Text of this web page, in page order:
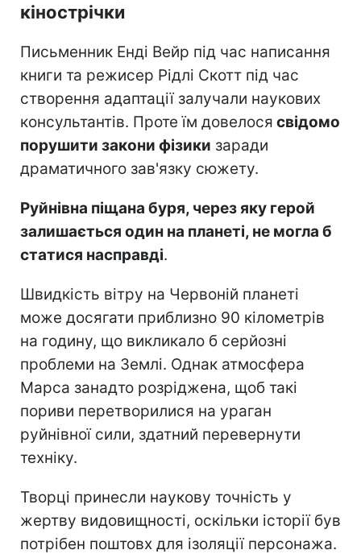
кінострічки
Письменник Енді Вейр під час написання
книги та режисер Рідлі Скотт під час
створення адаптації залучали наукових
консультантів. Проте їм довелося свідомо
порушити закони фізики заради
драматичного зав'язку сюжету.
Руйнівна піщана буря, через яку герой
залишається один на планеті, не могла б
статися насправді.
Швидкість вітру на Червоній планеті
може досягати приблизно 90 кілометрів
на годину, що викликало б серйозні
проблеми на Землі. Однак атмосфера
Марса занадто розріджена, щоб такі
пориви перетворилися на ураган
руйнівної сили, здатний перевернути
техніку.
Творці принесли наукову точність у
жертву видовищності, оскільки історії був
потрібен поштовх для ізоляції персонажа.